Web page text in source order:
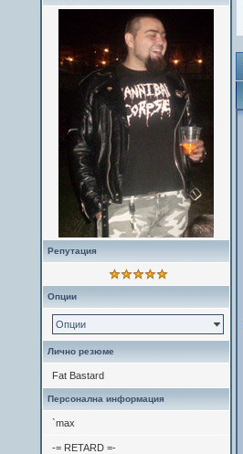
Репутация
Опции
Опции
Лично резюме
Fat Bastard
Персонална информация
`max
-= RETARD =-